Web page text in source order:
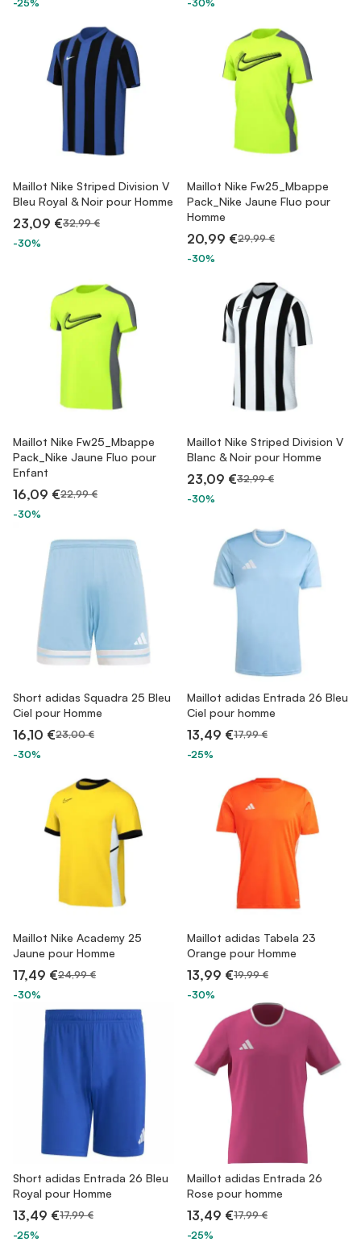
-25% -30%
Maillot Nike Striped Division V
Bleu Royal & Noir pour Homme
23,09 €32,99 €
-30%
Maillot Nike Fw25_Mbappe
Pack_Nike Jaune Fluo pour
Homme
20,99 €29,99 €
-30%
Maillot Nike Fw25_Mbappe
Pack_Nike Jaune Fluo pour
Enfant
16,09 €22,99 €
-30%
Maillot Nike Striped Division V
Blanc & Noir pour Homme
23,09 €32,99 €
-30%
Short adidas Squadra 25 Bleu
Ciel pour Homme
16,10 €23,00 €
-30%
Maillot adidas Entrada 26 Bleu
Ciel pour homme
13,49 €17,99 €
-25%
Maillot Nike Academy 25
Jaune pour Homme
17,49 €24,99 €
-30%
Maillot adidas Tabela 23
Orange pour Homme
13,99 €19,99 €
-30%
Short adidas Entrada 26 Bleu
Royal pour Homme
13,49 €17,99 €
-25%
Maillot adidas Entrada 26
Rose pour homme
13,49 €17,99 €
-25%